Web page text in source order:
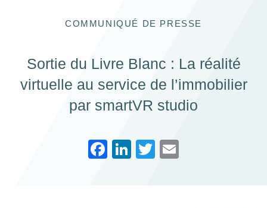
COMMUNIQUÉ DE PRESSE
Sortie du Livre Blanc : La réalité
virtuelle au service de l’immobilier
par smartVR studio
F
Li
T